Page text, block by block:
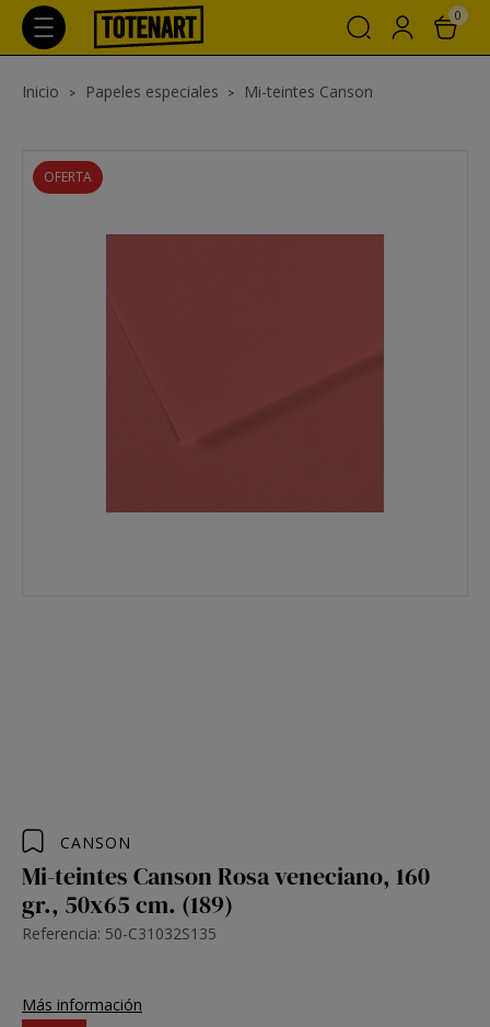
0
Inicio Papeles especiales Mi-teintes Canson
OFERTA
CANSON
Mi-teintes Canson Rosa veneciano, 160
gr., 50x65 cm. (189)
Referencia: 50-C31032S135
Más información